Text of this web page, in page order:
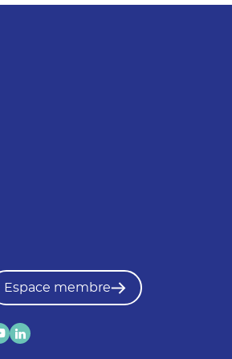
Espace membre